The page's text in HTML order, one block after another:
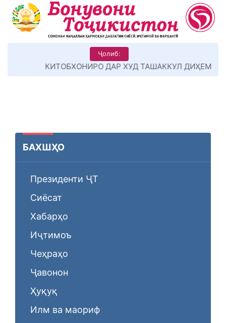
Ҷолиб:
КИТОБХОНИРО ДАР ХУД ТАШАККУЛ ДИҲЕМ
БАХШҲО
Президенти ҶТ
Сиёсат
Хабарҳо
Иҷтимоъ
Чеҳраҳо
Ҷавонон
Ҳуқуқ
Илм ва маориф